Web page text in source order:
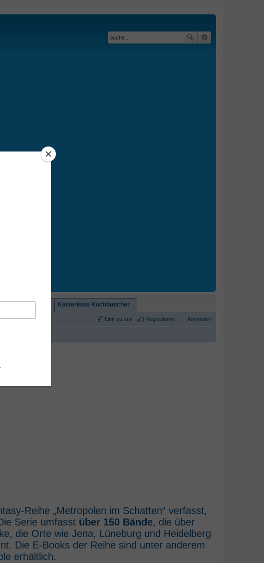
Kostenlose Kochbuecher
Anmelden
Registrieren
Link zu uns
Reihe „Metropolen im Schatten“ verfasst,
Serie umfasst über 150 Bände, die über
die Orte wie Jena, Lüneburg und Heidelberg
Die E-Books der Reihe sind unter anderem
erhältlich.